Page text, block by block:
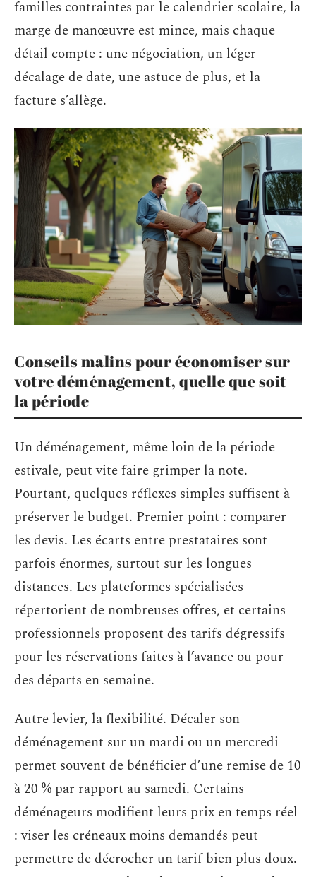
familles contraintes par le calendrier scolaire, la
marge de manœuvre est mince, mais chaque
détail compte : une négociation, un léger
décalage de date, une astuce de plus, et la
facture s’allège.
Conseils malins pour économiser sur
votre déménagement, quelle que soit
la période
Un déménagement, même loin de la période
estivale, peut vite faire grimper la note.
Pourtant, quelques réflexes simples suffisent à
préserver le budget. Premier point : comparer
les devis. Les écarts entre prestataires sont
parfois énormes, surtout sur les longues
distances. Les plateformes spécialisées
répertorient de nombreuses offres, et certains
professionnels proposent des tarifs dégressifs
pour les réservations faites à l’avance ou pour
des départs en semaine.
Autre levier, la flexibilité. Décaler son
déménagement sur un mardi ou un mercredi
permet souvent de bénéficier d’une remise de 10
à 20 % par rapport au samedi. Certains
déménageurs modifient leurs prix en temps réel
: viser les créneaux moins demandés peut
permettre de décrocher un tarif bien plus doux.